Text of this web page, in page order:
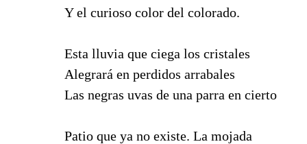
Y el curioso color del colorado.
Esta lluvia que ciega los cristales
Alegrará en perdidos arrabales
Las negras uvas de una parra en cierto
Patio que ya no existe. La mojada